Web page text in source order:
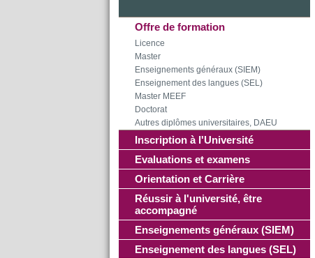
Offre de formation
Licence
Master
Enseignements généraux (SIEM)
Enseignement des langues (SEL)
Master MEEF
Doctorat
Autres diplômes universitaires, DAEU
Inscription à l'Université
Evaluations et examens
Orientation et Carrière
Réussir à l'université, être
accompagné
Enseignements généraux (SIEM)
Enseignement des langues (SEL)